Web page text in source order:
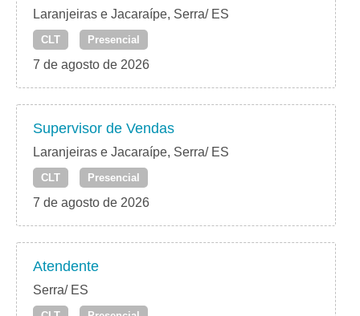
Laranjeiras e Jacaraípe, Serra/ ES
CLT Presencial
7 de agosto de 2026
Supervisor de Vendas
Laranjeiras e Jacaraípe, Serra/ ES
CLT Presencial
7 de agosto de 2026
Atendente
Serra/ ES